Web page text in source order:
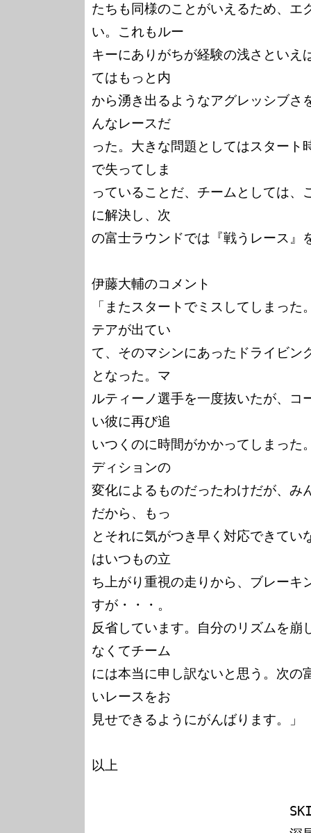
たちも同様のことがいえるため、エ
い。これもルー
キーにありがちが経験の浅さといえ
てはもっと内
から湧き出るようなアグレッシブさ
んなレースだ
った。大きな問題としてはスタート
で失ってしま
っていることだ、チームとしては、
に解決し、次
の富士ラウンドでは『戦うレース』
伊藤大輔のコメント
「またスタートでミスしてしまっ
テアが出てい
て、そのマシンにあったドライビン
となった。マ
ルティーノ選手を一度抜いたが、コ
い彼に再び追
いつくのに時間がかかってしまった
ディションの
変化によるものだったわけだが、み
だから、もっ
とそれに気がつき早く対応できてい
はいつもの立
ち上がり重視の走りから、ブレーキ
すが・・・。
反省しています。自分のリズムを崩
なくてチーム
には本当に申し訳ないと思う。次の
いレースをお
見せできるようにがんばります。」
以上
SKILL SPEED